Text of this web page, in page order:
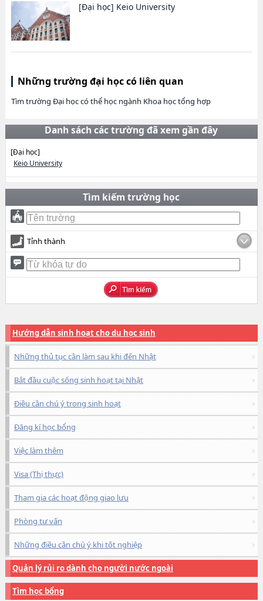
[Đại học] Keio University
Những trường đại học có liên quan
Tìm trường Đại học có thể học ngành Khoa học tổng hợp
Danh sách các trường đã xem gần đây
[Đại học]
Keio University
Tìm kiếm trường học
Tỉnh thành
Hướng dẫn sinh hoạt cho du học sinh
Những thủ tục cần làm sau khi đến Nhật
Bắt đầu cuộc sống sinh hoạt tại Nhật
Điều cần chú ý trong sinh hoạt
Đăng kí học bổng
Việc làm thêm
Visa (Thị thực)
Tham gia các hoạt động giao lưu
Phòng tư vấn
Những điều cần chú ý khi tốt nghiệp
Quản lý rủi ro dành cho người nước ngoài
Tìm học bổng